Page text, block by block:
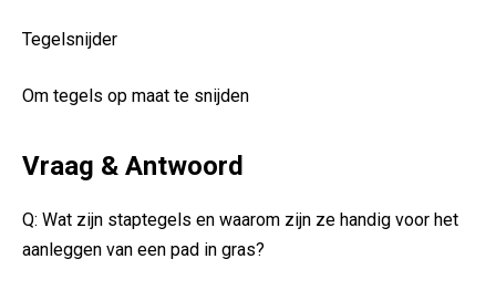
Tegelsnijder
Om tegels op maat te​ snijden
Vraag &⁣ Antwoord
Q: Wat‍ zijn staptegels en waarom zijn ⁤ze handig voor het⁢
aanleggen van een ‍pad in gras?